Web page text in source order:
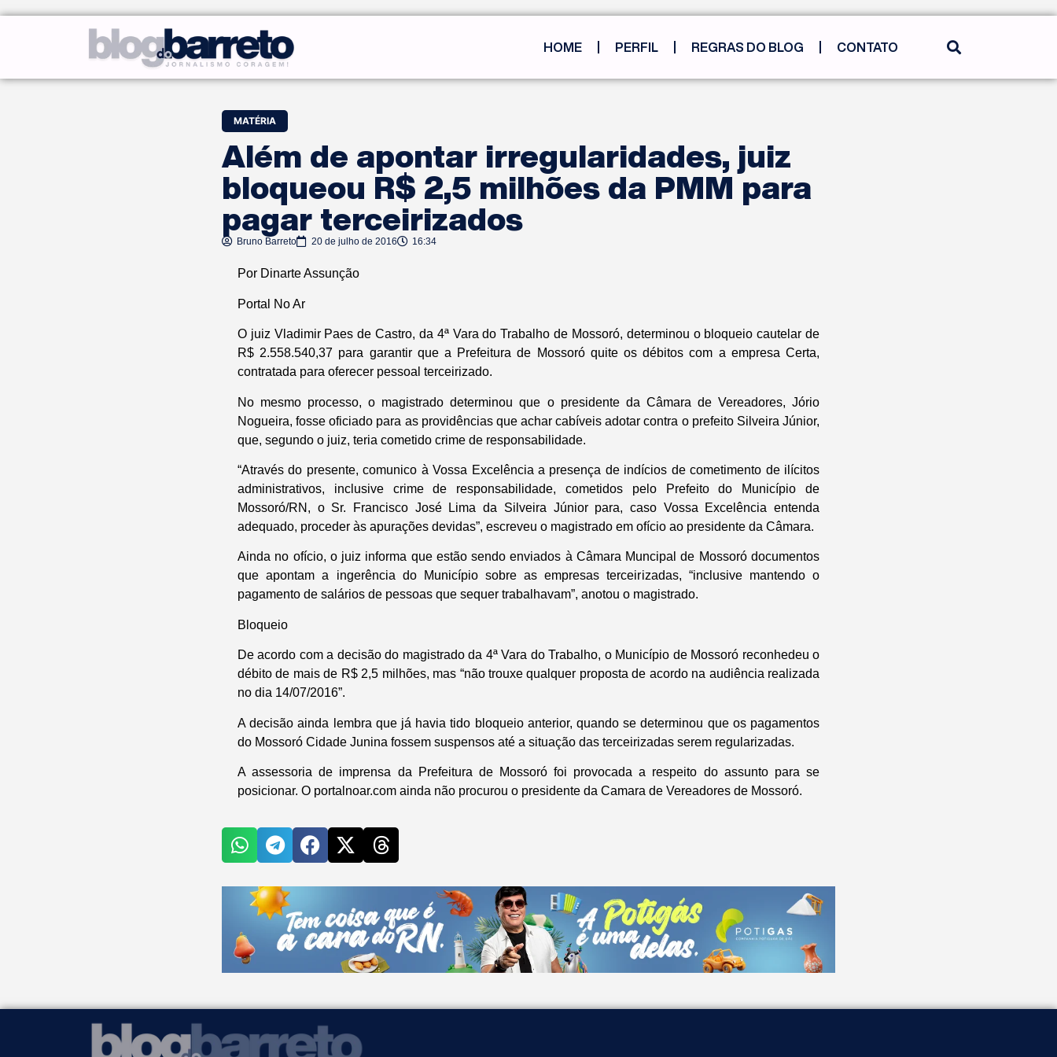
HOME PERFIL REGRAS DO BLOG CONTATO
MATÉRIA
Além de apontar irregularidades, juiz
bloqueou R$ 2,5 milhões da PMM para
pagar terceirizados
Bruno Barreto 20 de julho de 2016 16:34
Por Dinarte Assunção
Portal No Ar
O juiz Vladimir Paes de Castro, da 4ª Vara do Trabalho de Mossoró, determinou o bloqueio cautelar de
R$ 2.558.540,37 para garantir que a Prefeitura de Mossoró quite os débitos com a empresa Certa,
contratada para oferecer pessoal terceirizado.
No mesmo processo, o magistrado determinou que o presidente da Câmara de Vereadores, Jório
Nogueira, fosse oficiado para as providências que achar cabíveis adotar contra o prefeito Silveira Júnior,
que, segundo o juiz, teria cometido crime de responsabilidade.
“Através do presente, comunico à Vossa Excelência a presença de indícios de cometimento de ilícitos
administrativos, inclusive crime de responsabilidade, cometidos pelo Prefeito do Município de
Mossoró/RN, o Sr. Francisco José Lima da Silveira Júnior para, caso Vossa Excelência entenda
adequado, proceder às apurações devidas”, escreveu o magistrado em ofício ao presidente da Câmara.
Ainda no ofício, o juiz informa que estão sendo enviados à Câmara Muncipal de Mossoró documentos
que apontam a ingerência do Município sobre as empresas terceirizadas, “inclusive mantendo o
pagamento de salários de pessoas que sequer trabalhavam”, anotou o magistrado.
Bloqueio
De acordo com a decisão do magistrado da 4ª Vara do Trabalho, o Município de Mossoró reconhedeu o
débito de mais de R$ 2,5 milhões, mas “não trouxe qualquer proposta de acordo na audiência realizada
no dia 14/07/2016”.
A decisão ainda lembra que já havia tido bloqueio anterior, quando se determinou que os pagamentos
do Mossoró Cidade Junina fossem suspensos até a situação das terceirizadas serem regularizadas.
A assessoria de imprensa da Prefeitura de Mossoró foi provocada a respeito do assunto para se
posicionar. O portalnoar.com ainda não procurou o presidente da Camara de Vereadores de Mossoró.